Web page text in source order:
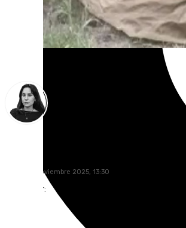
lunes, 24 noviembre 2025, 13:30
Compartir: